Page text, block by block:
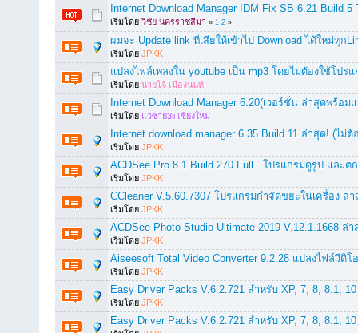
Internet Download Manager IDM Fix SB 6.21 Build 5
เริ่มโดย วิชัย นครราชสีมา « 1 2 »
ผมจะ Update link ที่เสียให้เข้าไป Download ได้ใหม่ทุก
เริ่มโดย JPKK
แปลงไฟล์เพลงใน youtube เป็น mp3 โดยไม่ต้องใช้โปรแ
เริ่มโดย นายโจ้ เมืองนนท์
Internet Download Manager 6.20(เวอร์ชั่น ล่าสุดพร้อม
เริ่มโดย แวซาย3ii เชียงใหม่
Internet download manager 6.35 Build 11 ล่าสุด! (ไม่ต้
เริ่มโดย JPKK
ACDSee Pro 8.1 Build 270 Full โปรแกรมดูรูป และต
เริ่มโดย JPKK
CCleaner V.5.60.7307 โปรแกรมกำจัดขยะในเครื่อง ล่
เริ่มโดย JPKK
ACDSee Photo Studio Ultimate 2019 V.12.1.1668 ล่
เริ่มโดย JPKK
Aiseesoft Total Video Converter 9.2.28 แปลงไฟล์วีดิ
เริ่มโดย JPKK
Easy Driver Packs V.6.2.721 สำหรับ XP, 7, 8, 8.1,
เริ่มโดย JPKK
Easy Driver Packs V.6.2.721 สำหรับ XP, 7, 8, 8.1,